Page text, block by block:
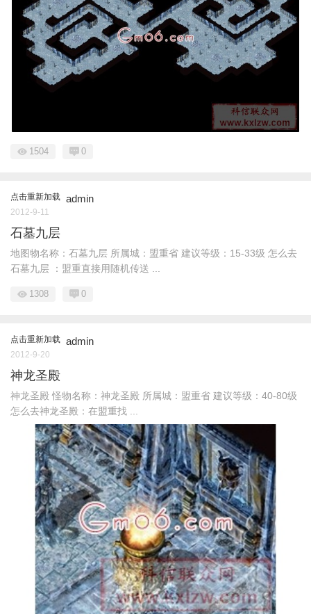
1504 0
点击重新加载 admin
2012-9-11
石墓九层
地图物名称：石墓九层 所属城：盟重省 建议等级：15-33级 怎么去
石墓九层 ：盟重直接用随机传送 ...
1308 0
点击重新加载 admin
2012-9-20
神龙圣殿
神龙圣殿 怪物名称：神龙圣殿 所属城：盟重省 建议等级：40-80级
怎么去神龙圣殿：在盟重找 ...